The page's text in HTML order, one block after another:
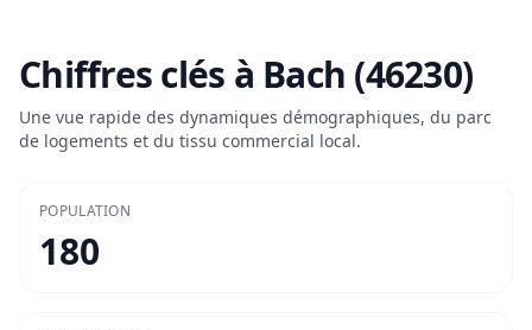
Chiffres clés à Bach (46230)
Une vue rapide des dynamiques démographiques, du parc
de logements et du tissu commercial local.
POPULATION
180